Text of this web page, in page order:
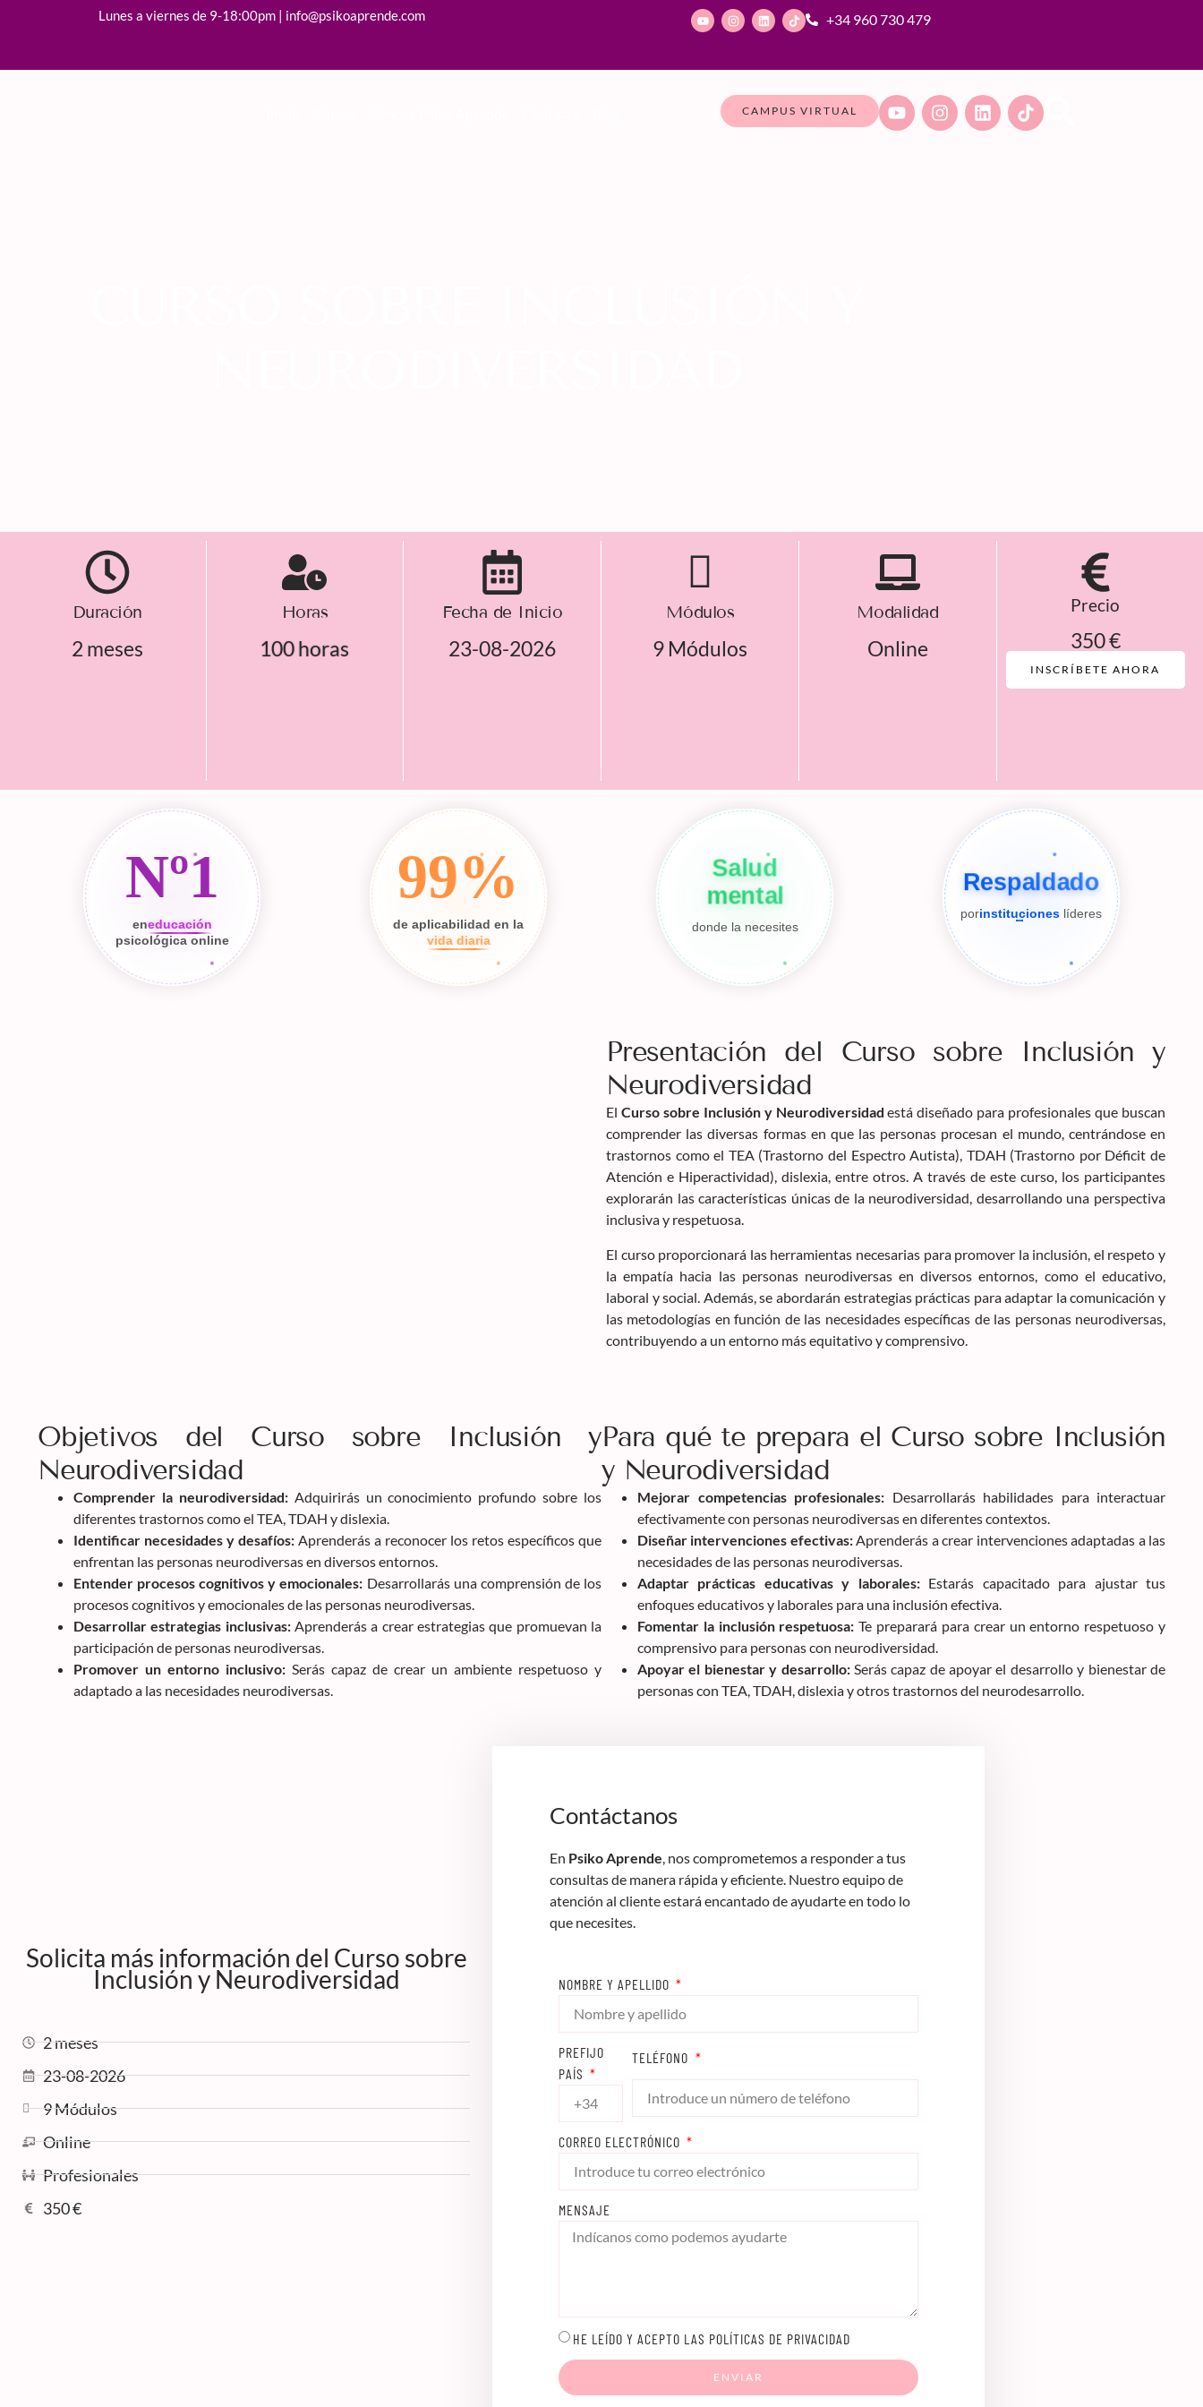
Lunes a viernes de 9-18:00pm | info@psikoaprende.com +34 960 730 479
CAMPUS VIRTUAL
Duración
2 meses
Horas
100 horas
Fecha de Inicio
23-08-2026
Módulos
9 Módulos
Modalidad
Online
Precio
350 €
INSCRÍBETE AHORA
Nº1
eneducación
psicológica online
99%
de aplicabilidad en la
vida diaria
Salud
mental
donde la necesites
Respaldado
porinstituciones líderes
Presentación del Curso sobre Inclusión y
Neurodiversidad
El Curso sobre Inclusión y Neurodiversidad está diseñado para profesionales que buscan
comprender las diversas formas en que las personas procesan el mundo, centrándose en
trastornos como el TEA (Trastorno del Espectro Autista), TDAH (Trastorno por Déficit de
Atención e Hiperactividad), dislexia, entre otros. A través de este curso, los participantes
explorarán las características únicas de la neurodiversidad, desarrollando una perspectiva
inclusiva y respetuosa.
El curso proporcionará las herramientas necesarias para promover la inclusión, el respeto y
la empatía hacia las personas neurodiversas en diversos entornos, como el educativo,
laboral y social. Además, se abordarán estrategias prácticas para adaptar la comunicación y
las metodologías en función de las necesidades específicas de las personas neurodiversas,
contribuyendo a un entorno más equitativo y comprensivo.
Objetivos del Curso sobre Inclusión y
Neurodiversidad
Comprender la neurodiversidad:Adquirirás un conocimiento profundo sobre los
diferentes trastornos como el TEA, TDAH y dislexia.
Identificar necesidades y desafíos: Aprenderás a reconocer los retos específicos que
enfrentan las personas neurodiversas en diversos entornos.
Entender procesos cognitivos y emocionales: Desarrollarás una comprensión de los
procesos cognitivos y emocionales de las personas neurodiversas.
Desarrollar estrategias inclusivas:Aprenderás a crear estrategias que promuevan la
participación de personas neurodiversas.
Promover un entorno inclusivo: Serás capaz de crear un ambiente respetuoso y
adaptado a las necesidades neurodiversas.
Para qué te prepara el Curso sobre Inclusión
y Neurodiversidad
Mejorar competencias profesionales: Desarrollarás habilidades para interactuar
efectivamente con personas neurodiversas en diferentes contextos.
Diseñar intervenciones efectivas:Aprenderás a crear intervenciones adaptadas a las
necesidades de las personas neurodiversas.
Adaptar prácticas educativas y laborales:Estarás capacitado para ajustar tus
enfoques educativos y laborales para una inclusión efectiva.
Fomentar la inclusión respetuosa: Te preparará para crear un entorno respetuoso y
comprensivo para personas con neurodiversidad.
Apoyar el bienestar y desarrollo:Serás capaz de apoyar el desarrollo y bienestar de
personas con TEA, TDAH, dislexia y otros trastornos del neurodesarrollo.
Solicita más información del Curso sobre
Inclusión y Neurodiversidad
2 meses
23-08-2026
9 Módulos
Online
Profesionales
350 €
Contáctanos
En Psiko Aprende, nos comprometemos a responder a tus
consultas de manera rápida y eficiente. Nuestro equipo de
atención al cliente estará encantado de ayudarte en todo lo
que necesites.
NOMBRE Y APELLIDO
PREFIJO
PAÍS
TELÉFONO
CORREO ELECTRÓNICO
MENSAJE
HE LEÍDO Y ACEPTO LAS POLÍTICAS DE PRIVACIDAD
ENVIAR